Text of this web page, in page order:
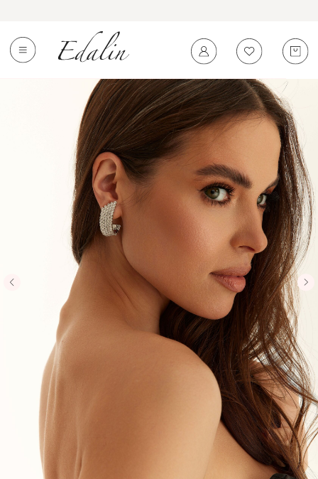
Вернуться
←